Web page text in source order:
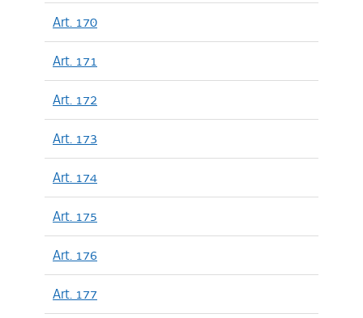
Art. 170
Art. 171
Art. 172
Art. 173
Art. 174
Art. 175
Art. 176
Art. 177